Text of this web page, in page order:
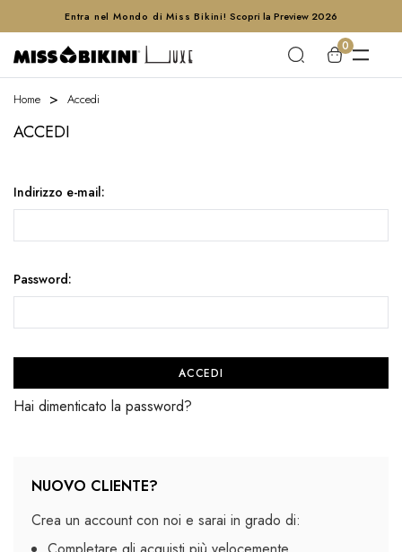
Entra nel Mondo di Miss Bikini! Scopri la Preview 2026
0
Home Accedi
ACCEDI
Indirizzo e-mail:
Password:
Hai dimenticato la password?
NUOVO CLIENTE?
Crea un account con noi e sarai in grado di: